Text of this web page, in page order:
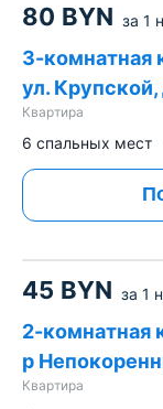
80 BYN за 1
3-комнатная
ул. Крупской,
Квартира
6 спальных мест
45 BYN за 1
2-комнатная
р
Квартира